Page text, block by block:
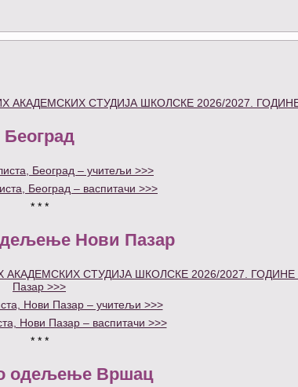
СТУДИЈА ШКОЛСКЕ 2026/2027.
Београд
Београд – учитељи >>>
Београд – васпитачи >>>
* * *
Нови Пазар
СТУДИЈА ШКОЛСКЕ 2026/2027. ГОДИНЕ
Пазар >>>
Нови Пазар – учитељи >>>
Нови Пазар – васпитачи >>>
* * *
одељење Вршац